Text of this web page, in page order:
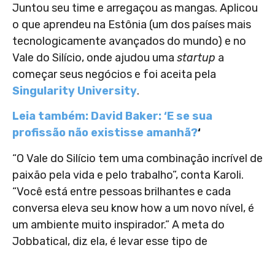
Juntou seu time e arregaçou as mangas. Aplicou
o que aprendeu na Estônia (um dos países mais
tecnologicamente avançados do mundo) e no
Vale do Silício, onde ajudou uma startup a
começar seus negócios e foi aceita pela
Singularity University.
Leia também: David Baker: ‘E se sua
profissão não existisse amanhã?‘
“O Vale do Silício tem uma combinação incrível de
paixão pela vida e pelo trabalho”, conta Karoli.
“Você está entre pessoas brilhantes e cada
conversa eleva seu know how a um novo nível, é
um ambiente muito inspirador.” A meta do
Jobbatical, diz ela, é levar esse tipo de